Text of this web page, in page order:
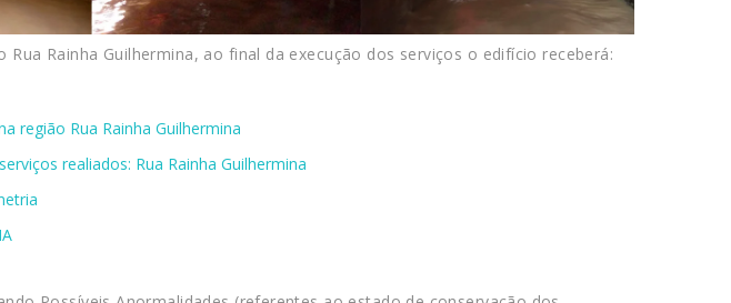
Rua Rainha Guilhermina, ao final da execução dos serviços o edifício receberá:
região Rua Rainha Guilhermina
realiados: Rua Rainha Guilhermina